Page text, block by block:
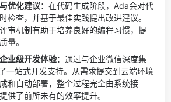
优化建议：在代码生成阶段，Ada会对代
检查，并基于最佳实践提出改进建议。
审机制有助于培养良好的编程习惯，提
量。
业级开发体验：通过与企业微信深度集
一站式开发支持。从需求提交到云端环境
和自动部署，整个过程完全由系统接
供了前所未有的效率提升。